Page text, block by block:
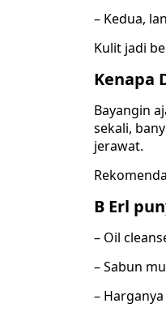
– Kedua,
Kulit jadi
Kenapa
Bayangin
sekali,
jerawat.
B Erl
– Oil
– Sabun
–